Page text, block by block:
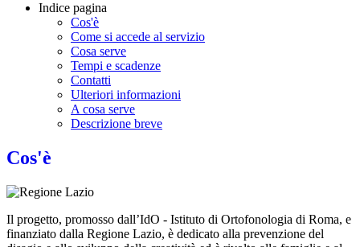
Indice pagina
Cos'è
Come si accede al servizio
Cosa serve
Tempi e scadenze
Contatti
Ulteriori informazioni
A cosa serve
Descrizione breve
Cos'è
Il progetto, promosso dall’IdO - Istituto di Ortofonologia di Roma, e
finanziato dalla Regione Lazio, è dedicato alla prevenzione del